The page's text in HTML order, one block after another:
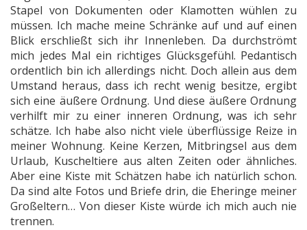
Stapel von Dokumenten oder Klamotten wühlen zu
müssen. Ich mache meine Schränke auf und auf einen
Blick erschließt sich ihr Innenleben. Da durchströmt
mich jedes Mal ein richtiges Glücksgefühl. Pedantisch
ordentlich bin ich allerdings nicht. Doch allein aus dem
Umstand heraus, dass ich recht wenig besitze, ergibt
sich eine äußere Ordnung. Und diese äußere Ordnung
verhilft mir zu einer inneren Ordnung, was ich sehr
schätze. Ich habe also nicht viele überflüssige Reize in
meiner Wohnung. Keine Kerzen, Mitbringsel aus dem
Urlaub, Kuscheltiere aus alten Zeiten oder ähnliches.
Aber eine Kiste mit Schätzen habe ich natürlich schon.
Da sind alte Fotos und Briefe drin, die Eheringe meiner
Großeltern… Von dieser Kiste würde ich mich auch nie
trennen.